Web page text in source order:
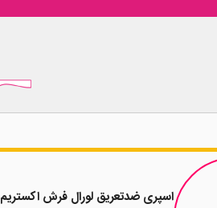
اسپری ضدتعریق لورال فرش اکستریم LOreal Fresh Extreme حجم 250 میلی لیتر